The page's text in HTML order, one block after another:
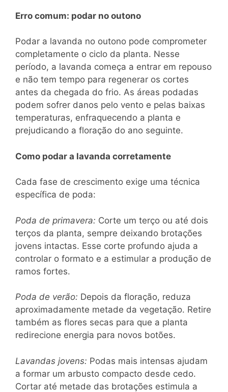
Erro comum: podar no outono
Podar a lavanda no outono pode comprometer
completamente o ciclo da planta. Nesse
período, a lavanda começa a entrar em repouso
e não tem tempo para regenerar os cortes
antes da chegada do frio. As áreas podadas
podem sofrer danos pelo vento e pelas baixas
temperaturas, enfraquecendo a planta e
prejudicando a floração do ano seguinte.
Como podar a lavanda corretamente
Cada fase de crescimento exige uma técnica
específica de poda:
Poda de primavera: Corte um terço ou até dois
terços da planta, sempre deixando brotações
jovens intactas. Esse corte profundo ajuda a
controlar o formato e a estimular a produção de
ramos fortes.
Poda de verão: Depois da floração, reduza
aproximadamente metade da vegetação. Retire
também as flores secas para que a planta
redirecione energia para novos botões.
Lavandas jovens: Podas mais intensas ajudam
a formar um arbusto compacto desde cedo.
Cortar até metade das brotações estimula a